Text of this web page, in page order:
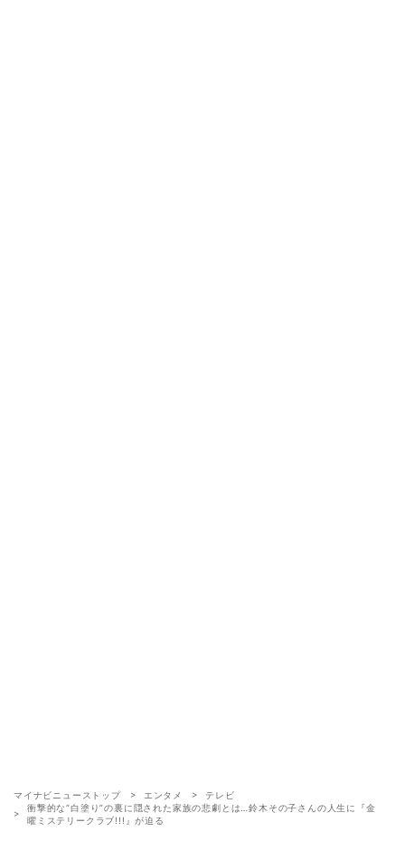
マイナビニューストップ エンタメ
テレビ
衝撃的な“白塗り”の裏に隠された家族の悲劇とは…鈴木その子さんの人生に『金
曜ミステリークラブ!!!』が迫る